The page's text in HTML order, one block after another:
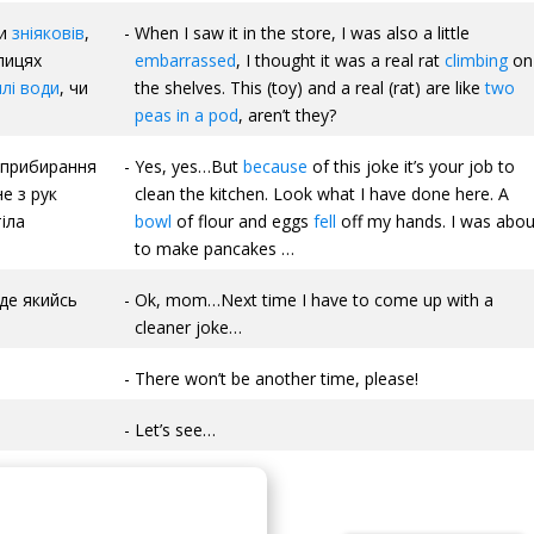
зніяковів,
води, чи
When I saw it in the store, I was also a little
embarrassed, I thought it was a real rat climbingon
the shelves. This (toy) and a real (rat) are liketwo
peas in a pod, aren’t they?
з рук
Yes, yes…Butbecause of this joke it’s your job to
clean the kitchen. Look what I have done here. A
bowl of flour and eggs fell off my hands. I was
to make pancakes …
якийсь
Ok, mom…Next time I have to come up with a
cleaner joke…
There won’t be another time, please!
Let’s see…